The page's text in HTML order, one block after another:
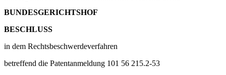
BUNDESGERICHTSHOF
BESCHLUSS
in dem Rechtsbeschwerdeverfahren
betreffend die Patentanmeldung 101 56 215.2-53